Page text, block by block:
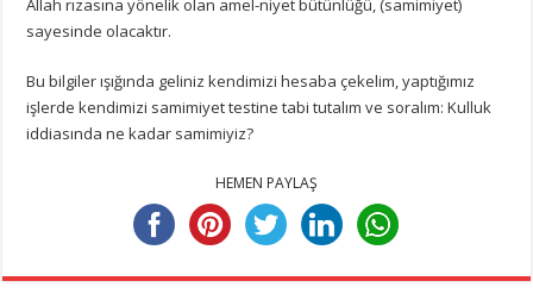
Allah rızasına yönelik olan amel-niyet bütünlüğü, (samimiyet)
sayesinde olacaktır.
Bu bilgiler ışığında geliniz kendimizi hesaba çekelim, yaptığımız
işlerde kendimizi samimiyet testine tabi tutalım ve soralım: Kulluk
iddiasında ne kadar samimiyiz?
HEMEN PAYLAŞ